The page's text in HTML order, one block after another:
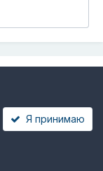
Я принимаю